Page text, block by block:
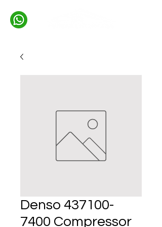
Denso 437100-
7400 Compressor